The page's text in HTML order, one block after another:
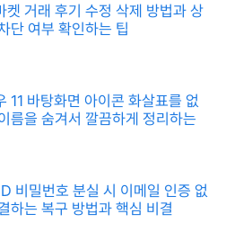
켓 거래 후기 수정 삭제 방법과 상
단 여부 확인하는 팁
11 바탕화면 아이콘 화살표를 없
름을 숨겨서 깔끔하게 정리하는
비밀번호 분실 시 이메일 인증 없
하는 복구 방법과 핵심 비결